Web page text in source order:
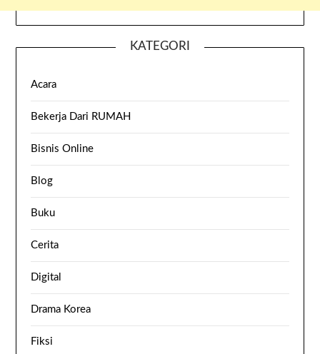
KATEGORI
Acara
Bekerja Dari RUMAH
Bisnis Online
Blog
Buku
Cerita
Digital
Drama Korea
Fiksi